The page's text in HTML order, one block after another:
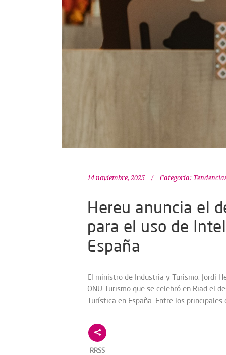
14 noviembre, 2025 Categoría:
Hereu anuncia el
para el uso de
España
El ministro de Industria y Turismo, Jordi
ONU Turismo que se celebró en Riad el
Turística en España. Entre los
RRSS